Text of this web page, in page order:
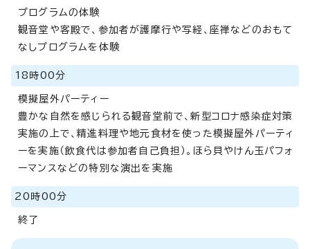
プログラムの体験
観音堂や客殿で、参加者が護摩行や写経、座禅などのおもて
なしプログラムを体験
18時00分
模擬屋外パーティー
豊かな自然を感じられる観音堂前で、新型コロナ感染症対策
実施の上で、精進料理や地元食材を使った模擬屋外パーティ
ーを実施（飲食代は参加者自己負担）。ほら貝やけん玉パフォ
ーマンスなどの特別な演出を実施
20時00分
終了